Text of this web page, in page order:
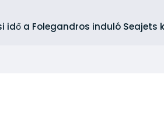
idő a Folegandros induló Seajets